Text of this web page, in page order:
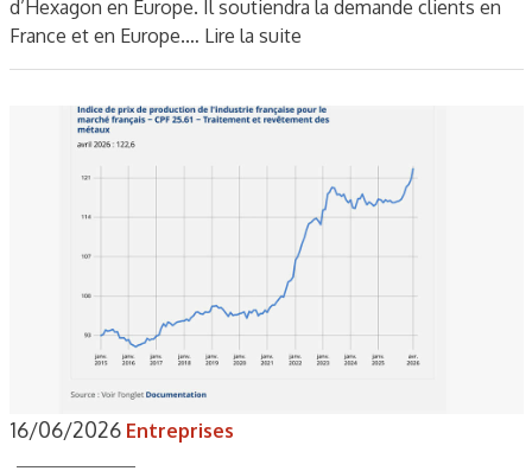
d’Hexagon en Europe. Il soutiendra la demande clients en
France et en Europe.… Lire la suite
16/06/2026 Entreprises